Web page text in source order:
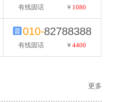
有线固话 ￥ 1080
010-82788388
有线固话 ￥4400
更多